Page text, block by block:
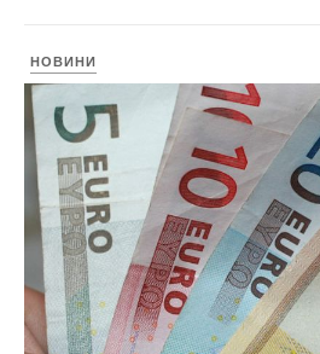
НОВИНИ